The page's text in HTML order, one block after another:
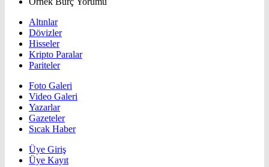
Altınlar
Dövizler
Hisseler
Kripto Paralar
Pariteler
Foto Galeri
Video Galeri
Yazarlar
Gazeteler
Sıcak Haber
Üye Giriş
Üye Kayıt